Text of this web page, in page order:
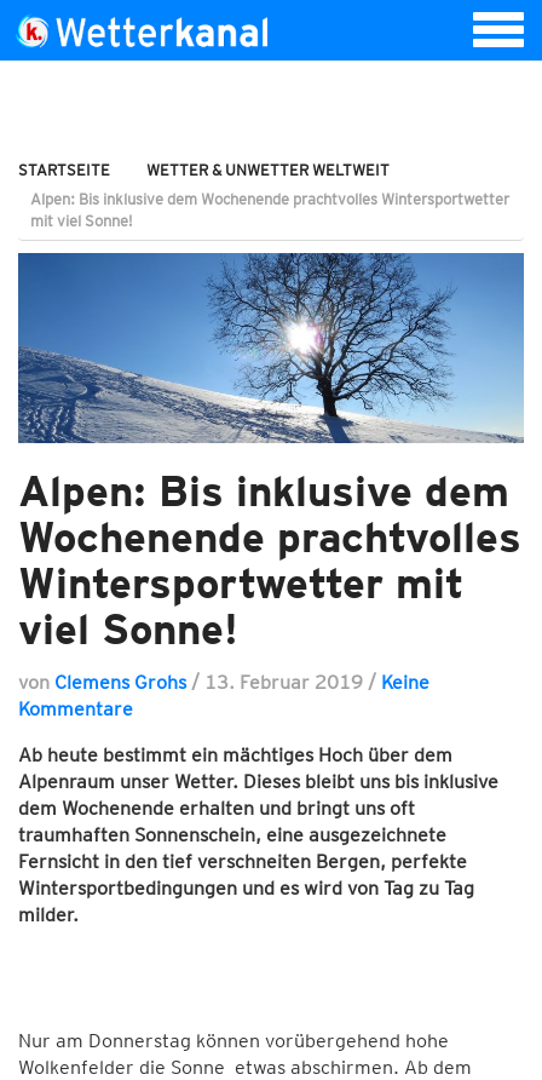
STARTSEITE
WETTER & UNWETTER WELTWEIT
Alpen: Bis inklusive dem Wochenende prachtvolles Wintersportwetter
mit viel Sonne!
Alpen: Bis inklusive dem
Wochenende prachtvolles
Wintersportwetter mit
viel Sonne!
von Clemens Grohs / 13. Februar 2019 / Keine
Kommentare
Ab heute bestimmt ein mächtiges Hoch über dem
Alpenraum unser Wetter. Dieses bleibt uns bis inklusive
dem Wochenende erhalten und bringt uns oft
traumhaften Sonnenschein, eine ausgezeichnete
Fernsicht in den tief verschneiten Bergen, perfekte
Wintersportbedingungen und es wird von Tag zu Tag
milder.
Nur am Donnerstag können vorübergehend hohe
Wolkenfelder die Sonne etwas abschirmen. Ab dem